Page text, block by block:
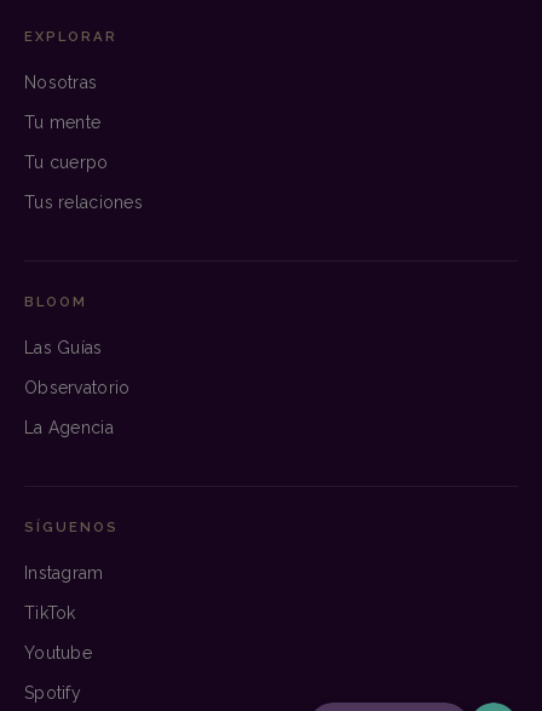
EXPLORAR
Nosotras
Tu mente
Tu cuerpo
Tus relaciones
BLOOM
Las Guías
Observatorio
La Agencia
SÍGUENOS
Instagram
TikTok
Youtube
Spotify